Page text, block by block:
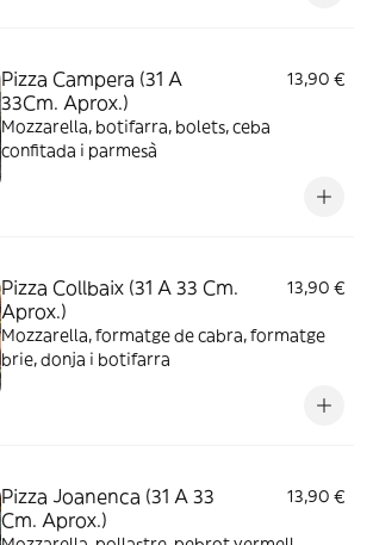
Pizza Campera (31 A
33Cm. Aprox.)
13,90 €
Mozzarella, botifarra, bolets, ceba
confitada i parmesà
Pizza Collbaix (31 A 33 Cm.
Aprox.)
13,90 €
Mozzarella, formatge de cabra, formatge
brie, donja i botifarra
Pizza Joanenca (31 A 33
Cm. Aprox.)
13,90 €